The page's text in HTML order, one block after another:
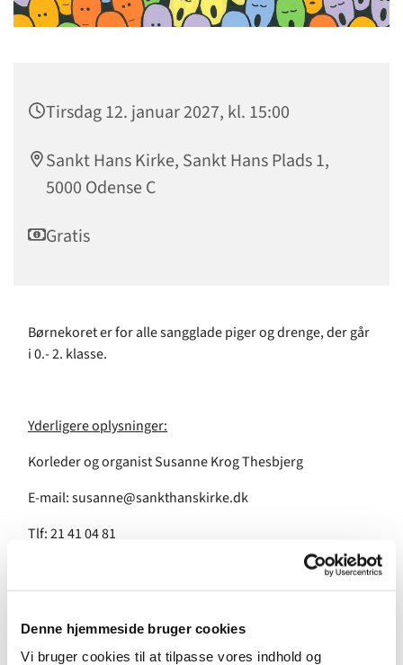
Denne hjemmeside bruger cookies
Vi bruger cookies til at tilpasse vores indhold og
Tirsdag 12. januar 2027, kl. 15:00
Sankt Hans Kirke, Sankt Hans Plads 1,
5000 Odense C
Gratis
Børnekoret er for alle sangglade piger og drenge, der går
i 0.- 2. klasse.
Yderligere oplysninger:
Korleder og organist Susanne Krog Thesbjerg
E-mail: susanne@sankthanskirke.dk
Tlf: 21 41 04 81